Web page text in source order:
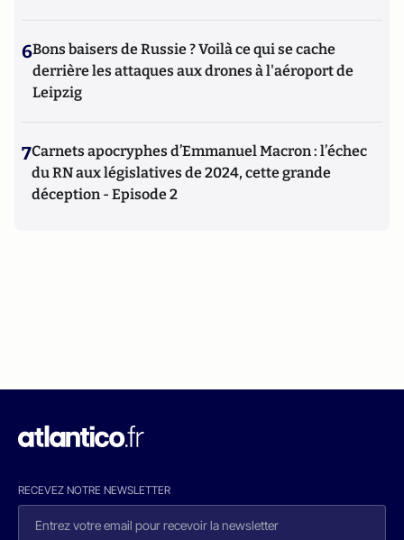
6Bons baisers de Russie ? Voilà ce qui se cache
derrière les attaques aux drones à l'aéroport de
Leipzig
7Carnets apocryphes d’Emmanuel Macron : l’échec
du RN aux législatives de 2024, cette grande
déception - Episode 2
RECEVEZ NOTRE NEWSLETTER